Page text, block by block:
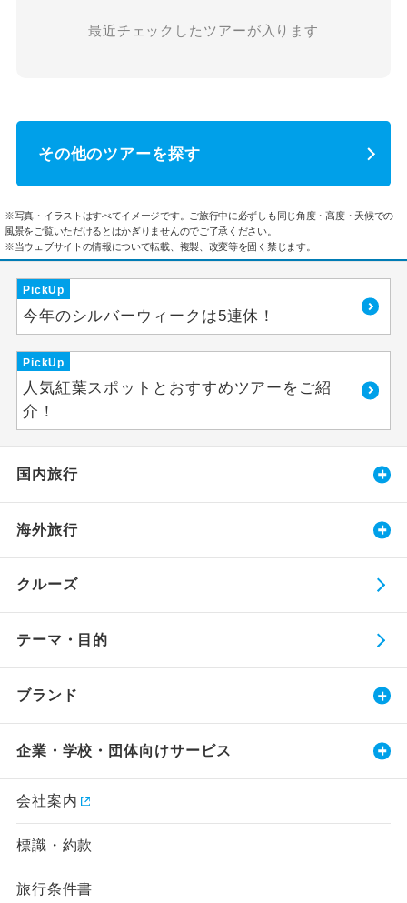
最近チェックしたツアーが入ります
その他のツアーを探す
※写真・イラストはすべてイメージです。ご旅行中に必ずしも同じ角度・高度・天候での
風景をご覧いただけるとはかぎりませんのでご了承ください。
※当ウェブサイトの情報について転載、複製、改変等を固く禁じます。
PickUp
今年のシルバーウィークは5連休！
PickUp
人気紅葉スポットとおすすめツアーをご紹
介！
国内旅行
海外旅行
クルーズ
テーマ・目的
ブランド
企業・学校・団体向けサービス
会社案内
標識・約款
旅行条件書